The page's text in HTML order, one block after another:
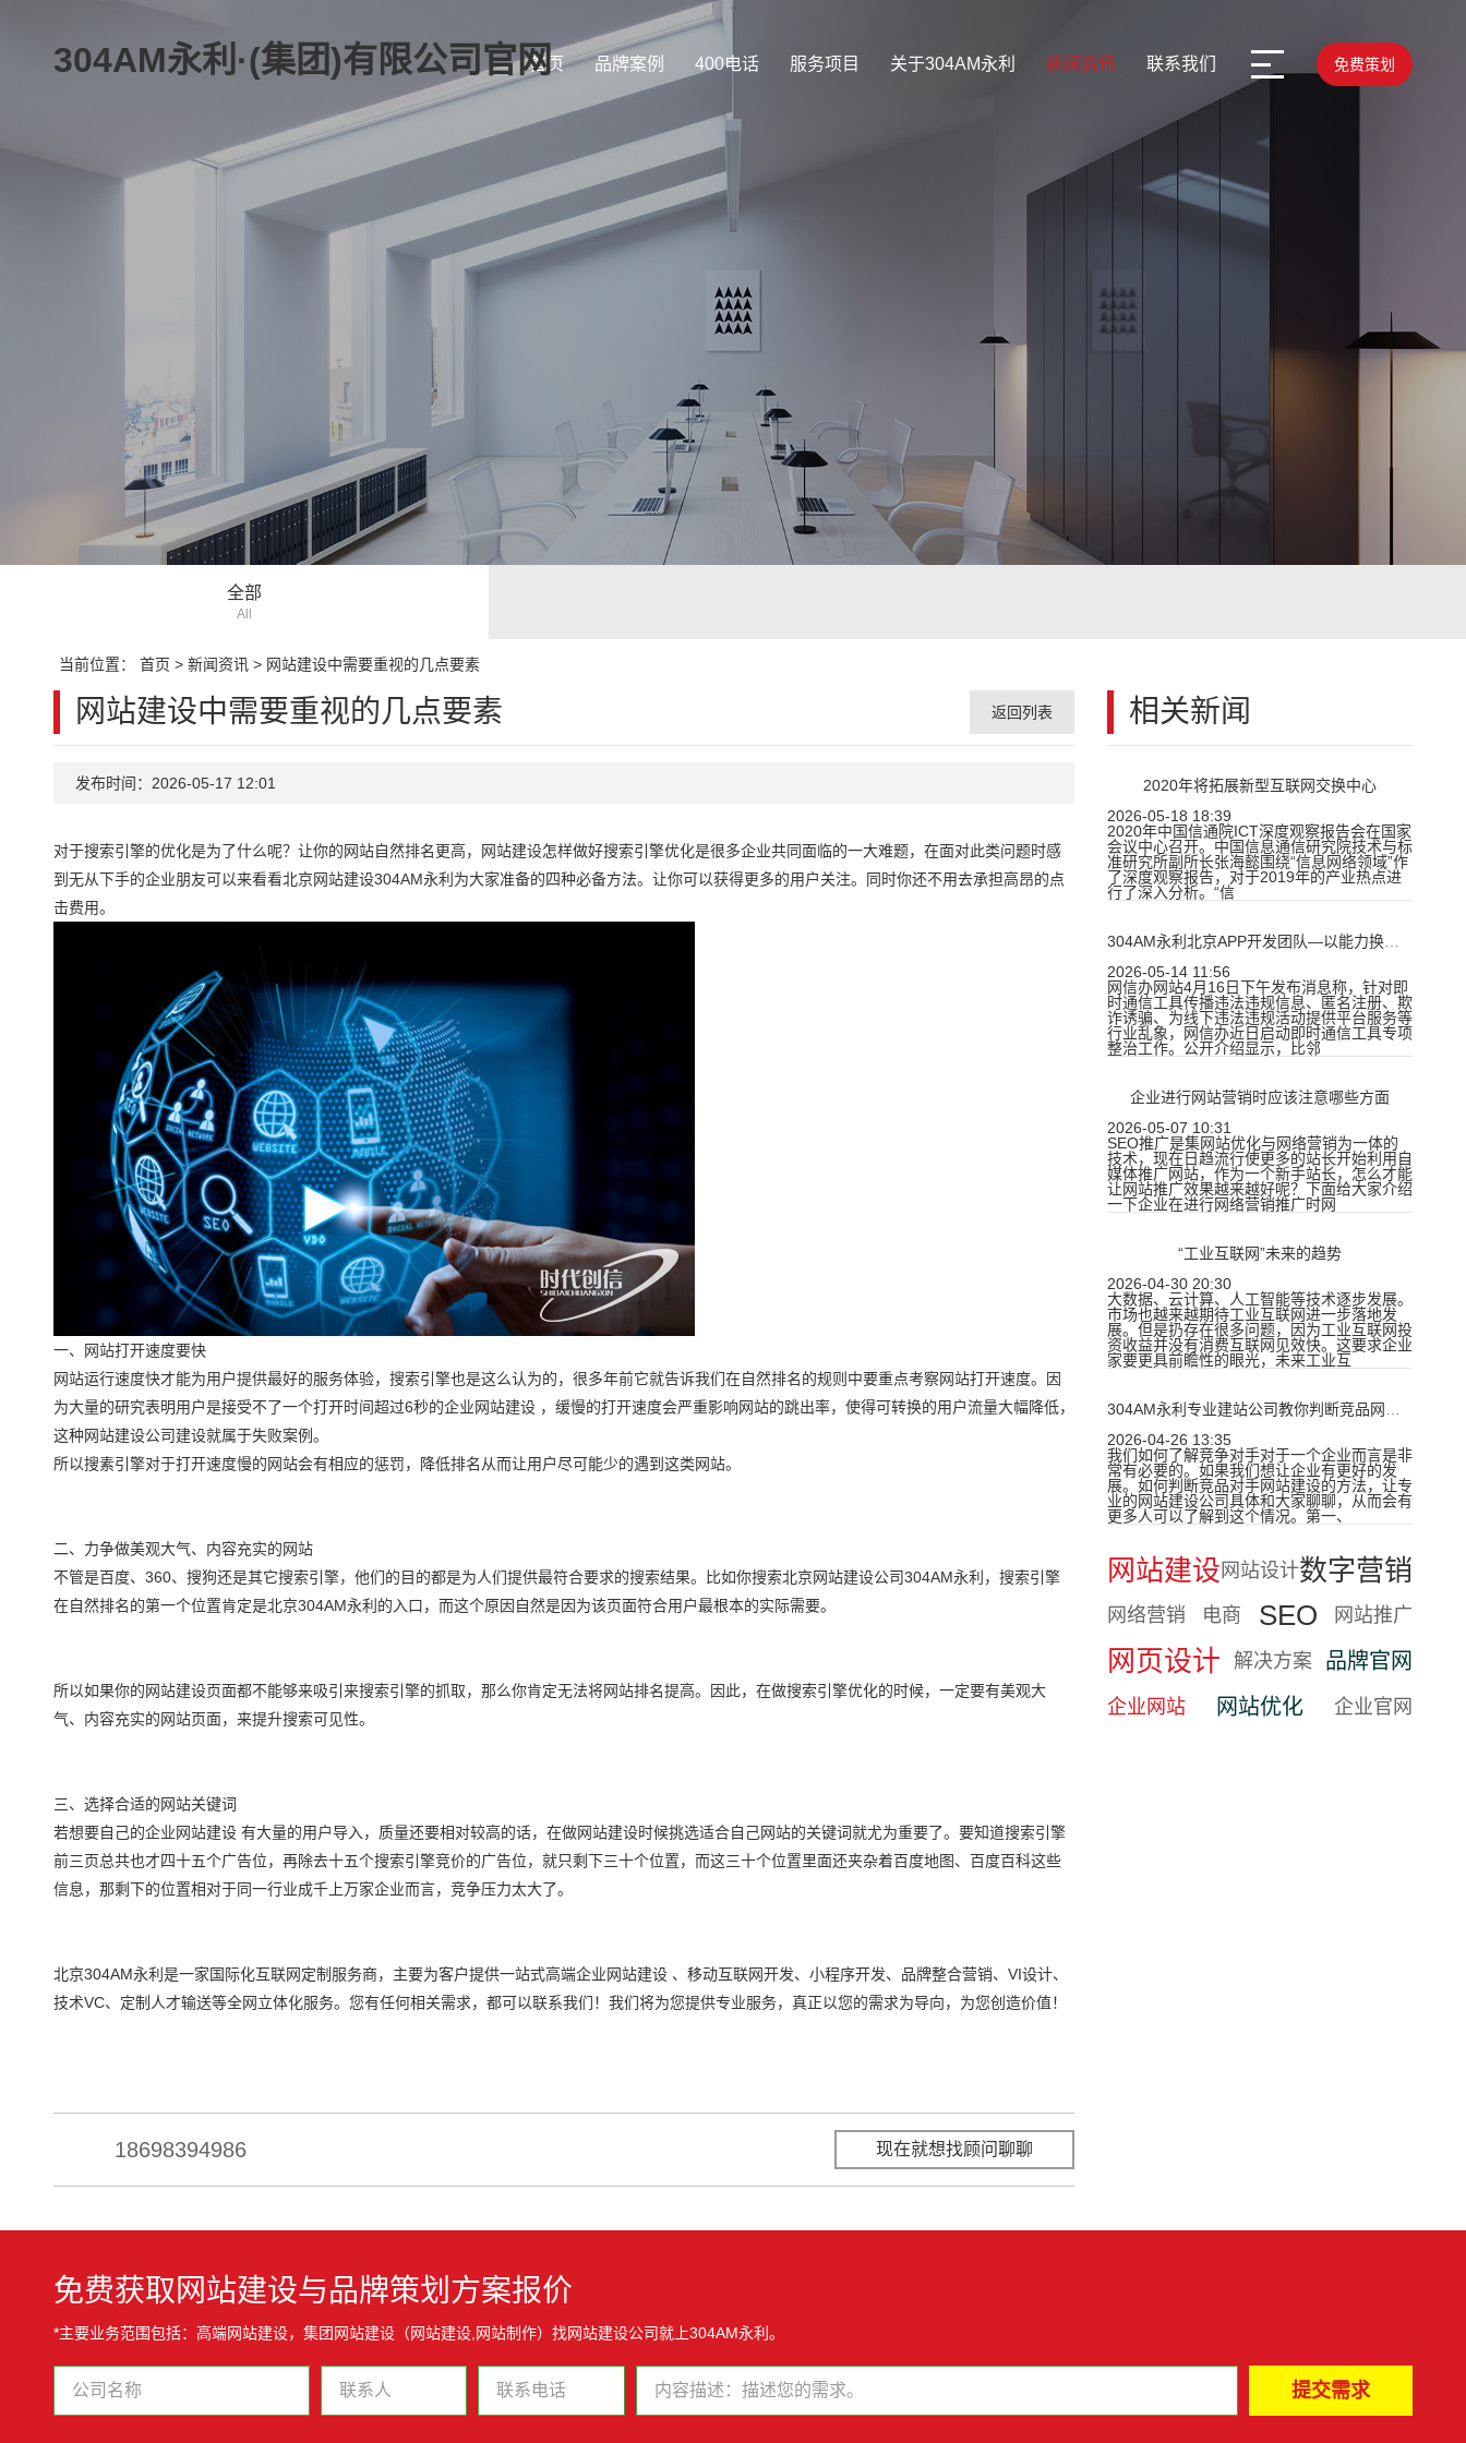
304AM永利·(集团)有限公司官网
首页 品牌案例 400电话 服务项目 关于304AM永利 新闻资讯 联系我们 免费策划
全部
All
当前位置： 首页 > 新闻资讯> 网站建设中需要重视的几点要素
相关新闻
2020年将拓展新型互联网交换中心
2026-05-18 18:39
2020年中国信通院ICT深度观察报告会在国家
会议中心召开。中国信息通信研究院技术与标
准研究所副所长张海懿围绕“信息网络领域”作
了深度观察报告，对于2019年的产业热点进
行了深入分析。“信
2026-05-14 11:56
网信办网站4月16日下午发布消息称，针对即
时通信工具传播违法违规信息、匿名注册、欺
诈诱骗、为线下违法违规活动提供平台服务等
行业乱象，网信办近日启动即时通信工具专项
整治工作。公开介绍显示，比邻
企业进行网站营销时应该注意哪些方面
2026-05-07 10:31
SEO推广是集网站优化与网络营销为一体的
技术，现在日趋流行使更多的站长开始利用自
媒体推广网站，作为一个新手站长，怎么才能
让网站推广效果越来越好呢？下面给大家介绍
一下企业在进行网络营销推广时网
“工业互联网”未来的趋势
2026-04-30 20:30
大数据、云计算、人工智能等技术逐步发展。
市场也越来越期待工业互联网进一步落地发
展。但是扔存在很多问题，因为工业互联网投
资收益并没有消费互联网见效快。这要求企业
家要更具前瞻性的眼光，未来工业互
2026-04-26 13:35
我们如何了解竞争对手对于一个企业而言是非
常有必要的。如果我们想让企业有更好的发
展。如何判断竞品对手网站建设的方法，让专
业的网站建设公司具体和大家聊聊，从而会有
更多人可以了解到这个情况。第一、
网站建设 网站设计数字营销
网络营销 电商 SEO 网站推广
网页设计 解决方案 品牌官网
企业网站 网站优化 企业官网
网站建设中需要重视的几点要素 返回列表
发布时间：2026-05-17 12:01
对于搜索引擎的优化是为了什么呢？让你的网站自然排名更高，网站建设怎样做好搜索引擎优化是很多企业共同面临的一大难题，在面对此类问题时感
到无从下手的企业朋友可以来看看北京网站建设304AM永利为大家准备的四种必备方法。让你可以获得更多的用户关注。同时你还不用去承担高昂的点
击费用。
一、网站打开速度要快
网站运行速度快才能为用户提供最好的服务体验，搜索引擎也是这么认为的，很多年前它就告诉我们在自然排名的规则中要重点考察网站打开速度。因
为大量的研究表明用户是接受不了一个打开时间超过6秒的企业网站建设 ，缓慢的打开速度会严重影响网站的跳出率，使得可转换的用户流量大幅降低，
这种网站建设公司建设就属于失败案例。
所以搜素引擎对于打开速度慢的网站会有相应的惩罚，降低排名从而让用户尽可能少的遇到这类网站。
二、力争做美观大气、内容充实的网站
不管是百度、360、搜狗还是其它搜索引擎，他们的目的都是为人们提供最符合要求的搜索结果。比如你搜索北京网站建设公司304AM永利，搜索引擎
在自然排名的第一个位置肯定是北京304AM永利的入口，而这个原因自然是因为该页面符合用户最根本的实际需要。
所以如果你的网站建设页面都不能够来吸引来搜索引擎的抓取，那么你肯定无法将网站排名提高。因此，在做搜索引擎优化的时候，一定要有美观大
气、内容充实的网站页面，来提升搜索可见性。
三、选择合适的网站关键词
若想要自己的企业网站建设 有大量的用户导入，质量还要相对较高的话，在做网站建设时候挑选适合自己网站的关键词就尤为重要了。要知道搜索引擎
前三页总共也才四十五个广告位，再除去十五个搜索引擎竞价的广告位，就只剩下三十个位置，而这三十个位置里面还夹杂着百度地图、百度百科这些
信息，那剩下的位置相对于同一行业成千上万家企业而言，竞争压力太大了。
北京304AM永利是一家国际化互联网定制服务商，主要为客户提供一站式高端企业网站建设 、移动互联网开发、小程序开发、品牌整合营销、VI设计、
技术VC、定制人才输送等全网立体化服务。您有任何相关需求，都可以联系我们！我们将为您提供专业服务，真正以您的需求为导向，为您创造价值！
18698394986 现在就想找顾问聊聊
免费获取网站建设与品牌策划方案报价
*主要业务范围包括：高端网站建设，集团网站建设（网站建设,网站制作）找网站建设公司就上304AM永利。